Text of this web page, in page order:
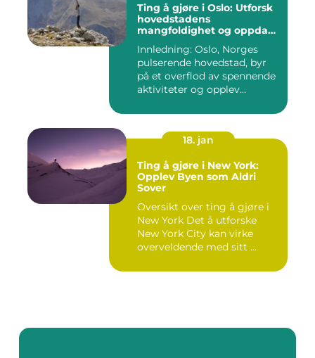
Ting å gjøre i Oslo: Utforsk
hovedstadens
mangfoldighet og oppdag
Innledning: Oslo, Norges
pulserende hovedstad, byr
på et overflod av spennende
aktiviteter og opplev...
18. jan
Ting å gjøre i New York:
Opplev Byen som Aldri
Sover
Oversikt over ting å gjøre i
New York Det å utforske
New York City kan virke
overveldende med sitt ...